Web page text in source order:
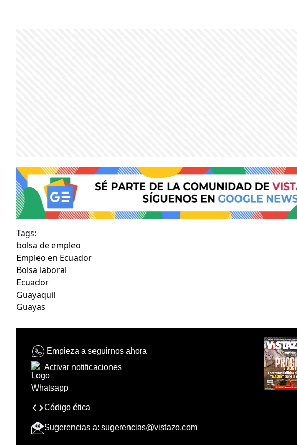
Tags:
bolsa de empleo
Empleo en Ecuador
Bolsa laboral
Ecuador
Guayaquil
Guayas
Empieza a seguirnos ahora
Activar notificaciones
Código ética
Sugerencias a: sugerencias@vistazo.com